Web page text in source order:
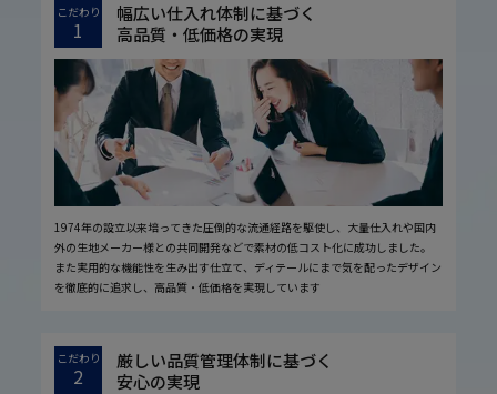
こだわり
1
幅広い仕入れ体制に基づく
高品質・低価格の実現
1974年の設立以来培ってきた圧倒的な流通経路を駆使し、大量仕入れや国内
外の生地メーカー様との共同開発などで素材の低コスト化に成功しました。
また実用的な機能性を生み出す仕立て、ディテールにまで気を配ったデザイン
を徹底的に追求し、高品質・低価格を実現しています
こだわり
2
厳しい品質管理体制に基づく
安心の実現